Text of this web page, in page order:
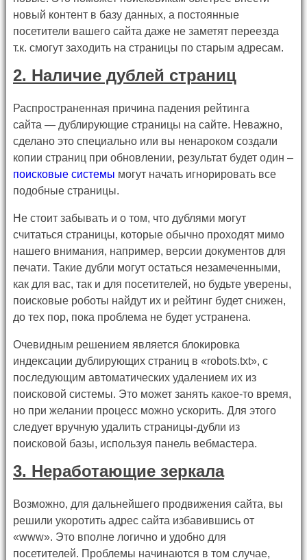
новый контент в базу данных, а постоянные
посетители вашего сайта даже не заметят переезда
т.к. смогут заходить на страницы по старым адресам.
2. Наличие дублей страниц
Распространенная причина падения рейтинга
сайта — дублирующие страницы на сайте. Неважно,
сделано это специально или вы ненароком создали
копии страниц при обновлении, результат будет один –
поисковые системы могут начать игнорировать все
подобные страницы.
Не стоит забывать и о том, что дублями могут
считаться страницы, которые обычно проходят мимо
нашего внимания, например, версии документов для
печати. Такие дубли могут остаться незамеченными,
как для вас, так и для посетителей, но будьте уверены,
поисковые роботы найдут их и рейтинг будет снижен,
до тех пор, пока проблема не будет устранена.
Очевидным решением является блокировка
индексации дублирующих страниц в «robots.txt», с
последующим автоматических удалением их из
поисковой системы. Это может занять какое-то время,
но при желании процесс можно ускорить. Для этого
следует вручную удалить страницы-дубли из
поисковой базы, используя панель вебмастера.
3. Неработающие зеркала
Возможно, для дальнейшего продвижения сайта, вы
решили укоротить адрес сайта избавившись от
«www». Это вполне логично и удобно для
посетителей. Проблемы начинаются в том случае,